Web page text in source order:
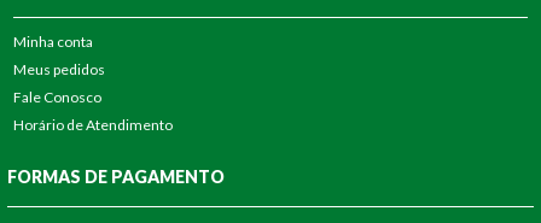
Minha conta
Meus pedidos
Fale Conosco
Horário de Atendimento
FORMAS DE PAGAMENTO